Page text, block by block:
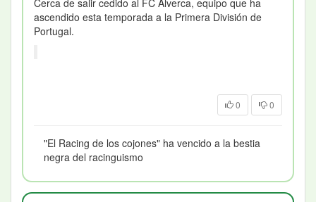
ascendido esta temporada a la Primera División de
Portugal.
0 0
"El Racing de los cojones" ha vencido a la bestia
negra del racinguismo